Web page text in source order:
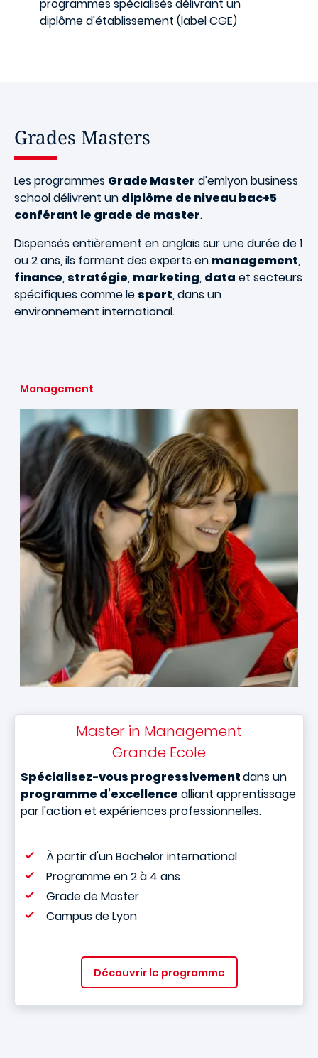
programmes spécialisés délivrant un
diplôme d'établissement (label CGE)
Grades Masters
Les programmes Grade Master d'emlyon business
school délivrent un diplôme de niveau bac+5
conférant le grade de master.
Dispensés entièrement en anglais sur une durée de 1
ou 2 ans, ils forment des experts en management,
finance, stratégie, marketing, data et secteurs
spécifiques comme le sport, dans un
environnement international.
Management
Master in Management
Grande Ecole
Spécialisez-vous progressivementdans un
programme d’excellence alliant apprentissage
par l'action et expériences professionnelles.
À partir d'un Bachelor international
Programme en 2 à 4 ans
Grade de Master
Campus de Lyon
Découvrir le programme